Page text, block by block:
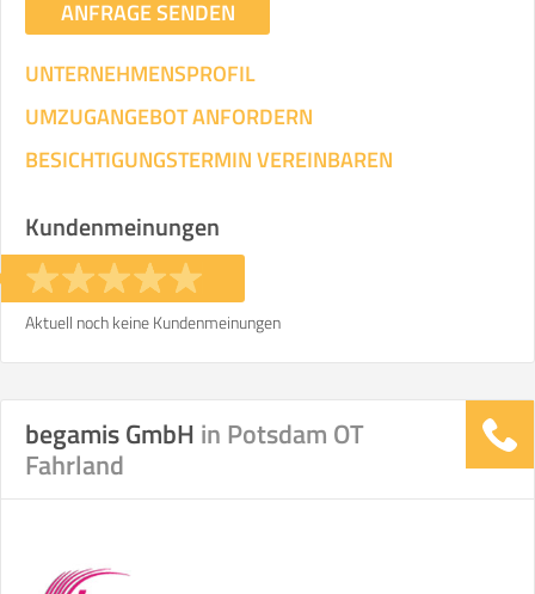
ANFRAGE SENDEN
UNTERNEHMENSPROFIL
UMZUGANGEBOT ANFORDERN
BESICHTIGUNGSTERMIN VEREINBAREN
Kundenmeinungen
Aktuell noch keine Kundenmeinungen
begamis GmbH in Potsdam OT
Fahrland